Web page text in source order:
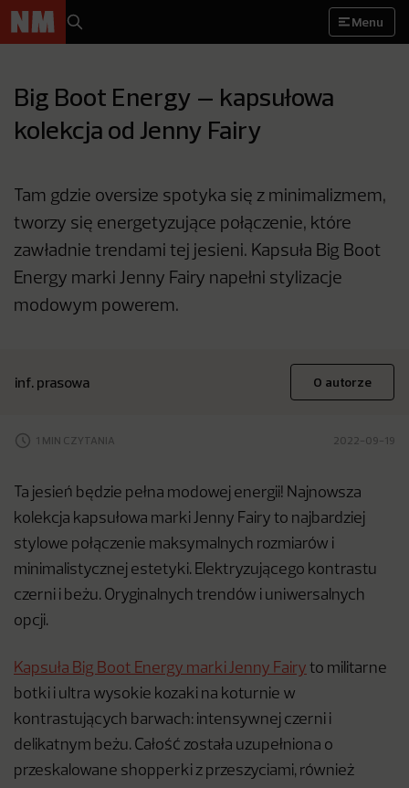
Menu
Big Boot Energy – kapsułowa
kolekcja od Jenny Fairy
Tam gdzie oversize spotyka się z minimalizmem,
tworzy się energetyzujące połączenie, które
zawładnie trendami tej jesieni. Kapsuła Big Boot
Energy marki Jenny Fairy napełni stylizacje
modowym powerem.
inf. prasowa O autorze
1 MIN CZYTANIA 2022-09-19
Ta jesień będzie pełna modowej energii! Najnowsza
kolekcja kapsułowa marki Jenny Fairy to najbardziej
stylowe połączenie maksymalnych rozmiarów i
minimalistycznej estetyki. Elektryzującego kontrastu
czerni i beżu. Oryginalnych trendów i uniwersalnych
opcji.
Kapsuła Big Boot Energy marki Jenny Fairy to militarne
botki i ultra wysokie kozaki na koturnie w
kontrastujących barwach: intensywnej czerni i
delikatnym beżu. Całość została uzupełniona o
przeskalowane shopperki z przeszyciami, również